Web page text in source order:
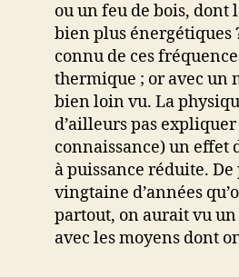
ou un feu de bois, dont
bien plus énergétiques
connu de ces
thermique ; or avec un
bien loin vu. La
d’ailleurs pas expliquer
connaissance) un effet
à puissance réduite.
vingtaine d’années
partout, on aurait vu
avec les moyens dont